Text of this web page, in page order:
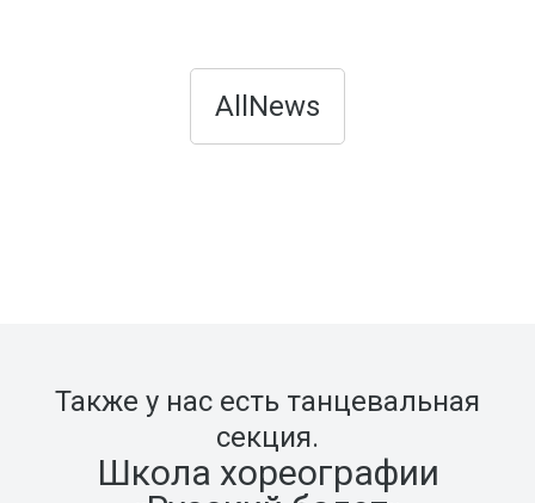
AllNews
Также у нас есть танцевальная
секция.
Школа хореографии